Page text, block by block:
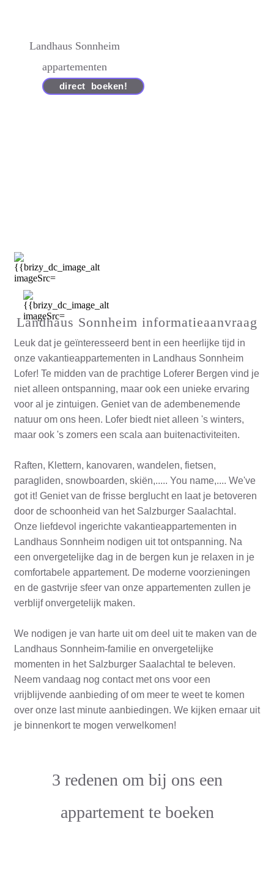
Landhaus Sonnheim
appartementen
direct boeken!
Boek direct voor de beste prijs
direct boeken is geld verdienen!
Landhaus Sonnheim informatieaanvraag
Leuk dat je geïnteresseerd bent in een heerlijke tijd in
onze vakantieappartementen in Landhaus Sonnheim
Lofer! Te midden van de prachtige Loferer Bergen vind je
niet alleen ontspanning, maar ook een unieke ervaring
voor al je zintuigen. Geniet van de adembenemende
natuur om ons heen. Lofer biedt niet alleen 's winters,
maar ook 's zomers een scala aan buitenactiviteiten.
Raften, Klettern, kanovaren, wandelen, fietsen,
paragliden, snowboarden, skiën,..... You name,.... We've
got it! Geniet van de frisse berglucht en laat je betoveren
door de schoonheid van het Salzburger Saalachtal.
Onze liefdevol ingerichte vakantieappartementen in
Landhaus Sonnheim nodigen uit tot ontspanning. Na
een onvergetelijke dag in de bergen kun je relaxen in je
comfortabele appartement. De moderne voorzieningen
en de gastvrije sfeer van onze appartementen zullen je
verblijf onvergetelijk maken.
We nodigen je van harte uit om deel uit te maken van de
Landhaus Sonnheim-familie en onvergetelijke
momenten in het Salzburger Saalachtal te beleven.
Neem vandaag nog contactmet ons voor een
vrijblijvende aanbieding of om meer te weet te komen
over onze last minute aanbiedingen. We kijken ernaar uit
je binnenkort te mogen verwelkomen!
3 redenen om bij ons een
appartement te boeken